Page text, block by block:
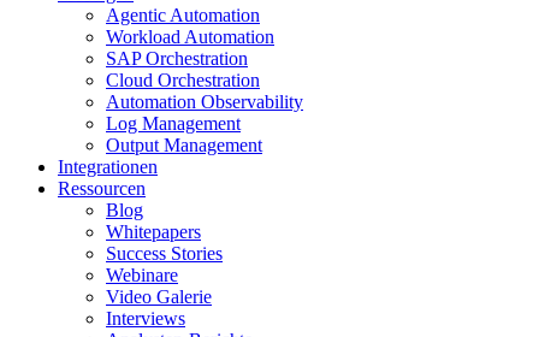
Agentic Automation
Workload Automation
SAP Orchestration
Cloud Orchestration
Automation Observability
Log Management
Output Management
Integrationen
Ressourcen
Blog
Whitepapers
Success Stories
Webinare
Video Galerie
Interviews